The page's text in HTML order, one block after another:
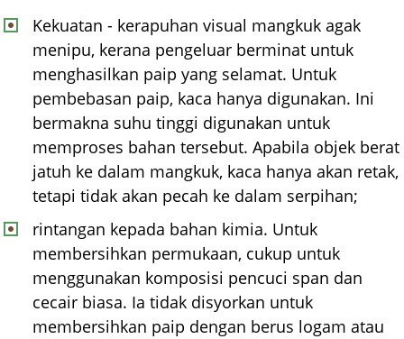
Kekuatan - kerapuhan visual mangkuk agak
menipu, kerana pengeluar berminat untuk
menghasilkan paip yang selamat. Untuk
pembebasan paip, kaca hanya digunakan. Ini
bermakna suhu tinggi digunakan untuk
memproses bahan tersebut. Apabila objek berat
jatuh ke dalam mangkuk, kaca hanya akan retak,
tetapi tidak akan pecah ke dalam serpihan;
rintangan kepada bahan kimia. Untuk
membersihkan permukaan, cukup untuk
menggunakan komposisi pencuci span dan
cecair biasa. Ia tidak disyorkan untuk
membersihkan paip dengan berus logam atau